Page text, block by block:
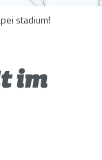
stadium!
im